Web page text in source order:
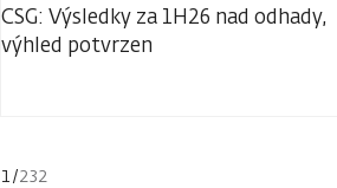
CSG: Výsledky za 1H26 nad odhady,
výhled potvrzen
1 /232